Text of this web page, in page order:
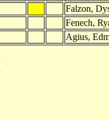
Falzon,
Fenech,
Agius,